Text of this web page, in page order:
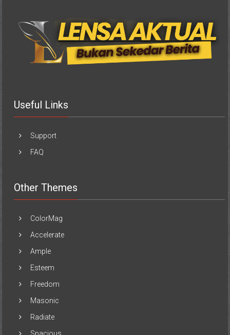
Useful Links
Support
FAQ
Other Themes
ColorMag
Accelerate
Ample
Esteem
Freedom
Masonic
Radiate